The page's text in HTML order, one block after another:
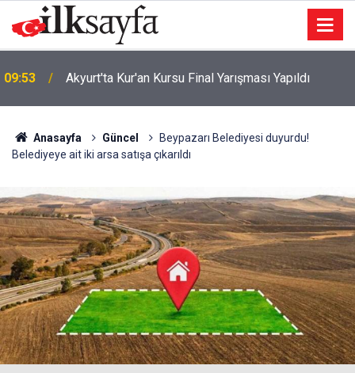
09:53 Akyurt'ta Kur'an Kursu Final Yarışması Yapıldı
Anasayfa Güncel
Beypazarı Belediyesi duyurdu!
Belediyeye ait iki arsa satışa çıkarıldı